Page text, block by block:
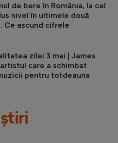
de bere în România, la cel
nivel în ultimele două
Ce ascund cifrele
zilei 3 mai | James
care a schimbat
pentru totdeauna